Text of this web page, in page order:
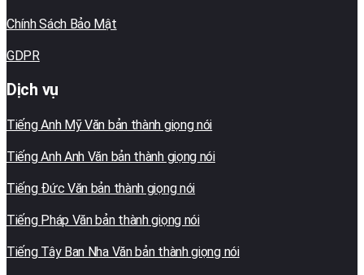
Chính Sách Bảo Mật
GDPR
Dịch vụ
Tiếng Anh Mỹ Văn bản thành giọng nói
Tiếng Anh Anh Văn bản thành giọng nói
Tiếng Đức Văn bản thành giọng nói
Tiếng Pháp Văn bản thành giọng nói
Tiếng Tây Ban Nha Văn bản thành giọng nói